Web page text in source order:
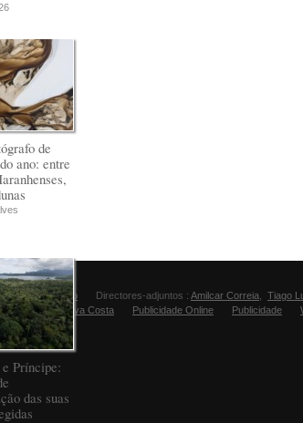
de
ano: entre
Príncipe:
das suas
Manuel Carvalho Directores-adjuntos : Amilcar Correia
Tiago
Sandra Silva Costa Publicidade Online Publicidade